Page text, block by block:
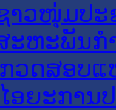
າວໜຸ່ມປະ
ະຫະພັນກ
ວດສອບແ
ອຍະການ